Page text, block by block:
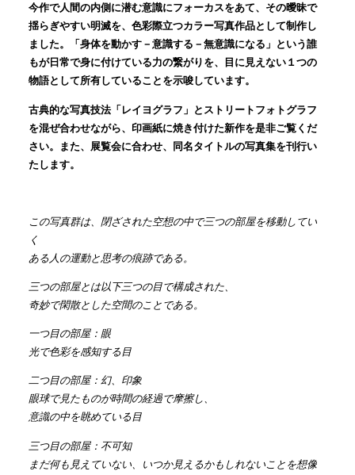
今作で人間の内側に潜む意識にフォーカスをあて、その曖昧で
揺らぎやすい明滅を、色彩際立つカラー写真作品として制作し
ました。「身体を動かす－意識する－無意識になる」という誰
もが日常で身に付けている力の繋がりを、目に見えない１つの
物語として所有していることを示唆しています。
古典的な写真技法「レイヨグラフ」とストリートフォトグラフ
を混ぜ合わせながら、印画紙に焼き付けた新作を是非ご覧くだ
さい。また、展覧会に合わせ、同名タイトルの写真集を刊行い
たします。
この写真群は、閉ざされた空想の中で三つの部屋を移動してい
く
ある人の運動と思考の痕跡である。
三つの部屋とは以下三つの目で構成された、
奇妙で閑散とした空間のことである。
一つ目の部屋：眼
光で色彩を感知する目
二つ目の部屋：幻、印象
眼球で見たものが時間の経過で摩擦し、
意識の中を眺めている目
三つ目の部屋：不可知
まだ何も見えていない、いつか見えるかもしれないことを想像